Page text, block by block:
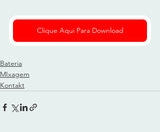
Clique Aqui Para Download
Bateria
MIxagem
Kontakt